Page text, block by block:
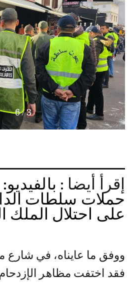
3
/
6
إقرأ أيضا :
حملات سلطات
على احتلال الملك
ووفق ما عايناه، في
فقد اختفت مظاهر الإزدحام